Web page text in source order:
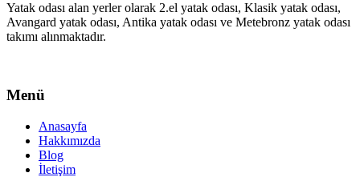
Yatak odası alan yerler olarak 2.el yatak odası, Klasik yatak odası,
Avangard yatak odası, Antika yatak odası ve Metebronz yatak odası
takımı alınmaktadır.
Menü
Anasayfa
Hakkımızda
Blog
İletişim